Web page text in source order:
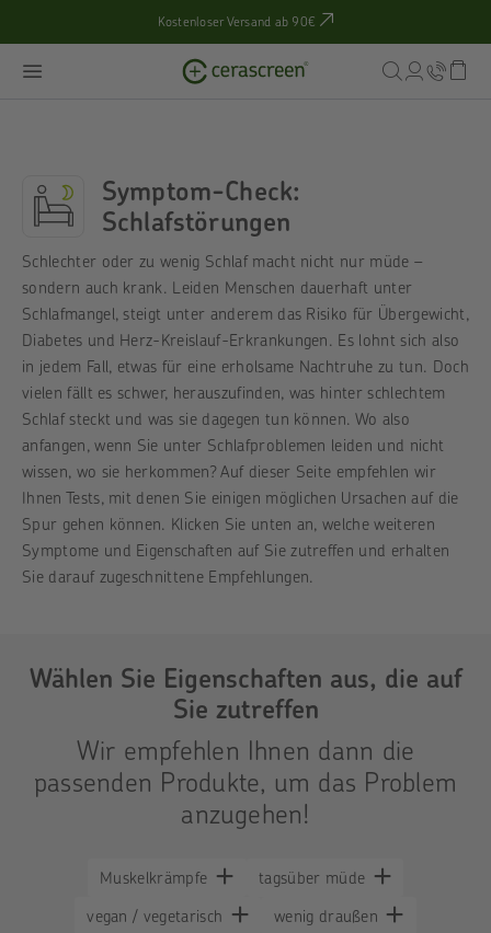
Kostenloser Versand ab 90€
Symptom-Check:
Schlafstörungen
Schlechter oder zu wenig Schlaf macht nicht nur müde –
sondern auch krank. Leiden Menschen dauerhaft unter
Schlafmangel, steigt unter anderem das Risiko für Übergewicht,
Diabetes und Herz-Kreislauf-Erkrankungen. Es lohnt sich also
in jedem Fall, etwas für eine erholsame Nachtruhe zu tun. Doch
vielen fällt es schwer, herauszufinden, was hinter schlechtem
Schlaf steckt und was sie dagegen tun können. Wo also
anfangen, wenn Sie unter Schlafproblemen leiden und nicht
wissen, wo sie herkommen? Auf dieser Seite empfehlen wir
Ihnen Tests, mit denen Sie einigen möglichen Ursachen auf die
Spur gehen können. Klicken Sie unten an, welche weiteren
Symptome und Eigenschaften auf Sie zutreffen und erhalten
Sie darauf zugeschnittene Empfehlungen.
Wählen Sie Eigenschaften aus, die auf
Sie zutreffen
Wir empfehlen Ihnen dann die
passenden Produkte, um das Problem
anzugehen!
Muskelkrämpfe
tagsüber müde
vegan / vegetarisch
wenig draußen